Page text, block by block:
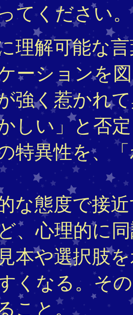
てください。
理解可能な
ーションを
強く惹かれ
しい」と否
特異性を、
な態度で接
、心理的に
本や選択肢
くなる。そ
こと。